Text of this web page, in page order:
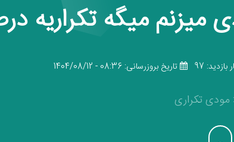
میزنم میگه تکراریه
بازدید: 97 تاریخ بروزرسانی: 08:36 - 1404/08/12
تکراری